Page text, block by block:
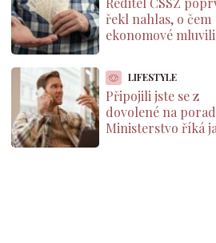
řekl nahlas, o čem
ekonomové
o 1800 Kč měsíčně
LIFESTYLE
Připojili jste se z
dovolené na
Ministerstvo říká